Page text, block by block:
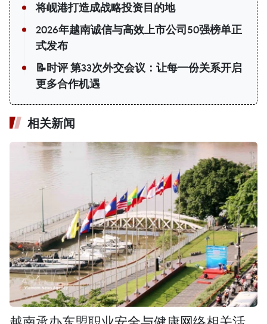
将岘港打造成战略投资目的地
2026年越南诚信与高效上市公司50强榜单正
式发布
📝时评 第33次外交会议：让每一份关系开启
更多合作机遇
相关新闻